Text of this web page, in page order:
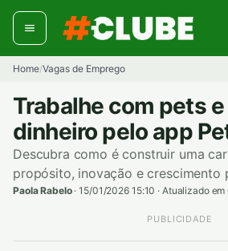
Pular
para
conteúdo
Home/Vagas de Emprego
Trabalhe com pets
dinheiro pelo app
Descubra como é construir uma
propósito, inovação e crescimento
Paola Rabelo·15/01/2026 15:10 · Atualizado
PUBLICIDADE